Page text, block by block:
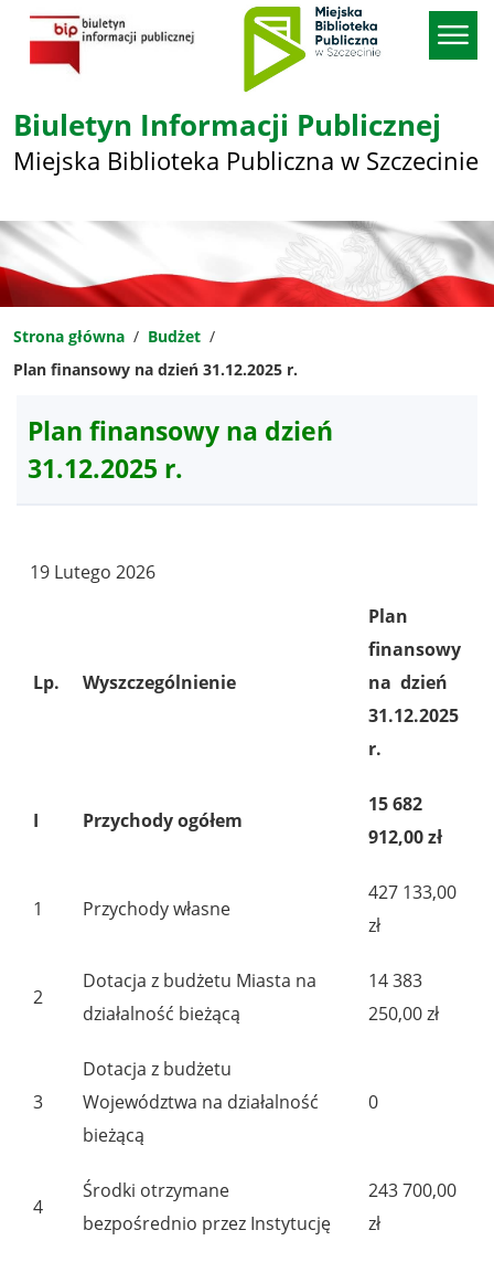
Biuletyn Informacji Publicznej
Miejska Biblioteka Publiczna w Szczecinie
Strona główna
Budżet
Plan finansowy na dzień 31.12.2025 r.
Plan finansowy na dzień
31.12.2025 r.
Budżet
19 Lutego 2026
Lp. Wyszczególnienie
Plan
finansowy
na dzień
31.12.2025
r.
I Przychody ogółem
15 682
912,00 zł
1 Przychody własne
427 133,00
zł
2
Dotacja z budżetu Miasta na
działalność bieżącą
14 383
250,00 zł
3
Dotacja z budżetu
Województwa na działalność
bieżącą
0
4
Środki otrzymane
bezpośrednio przez Instytucję
243 700,00
zł